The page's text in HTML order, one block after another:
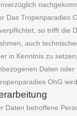
Das Tropenparadies
so trifft die
auch
in Kenntnis zu
Daten
OhG
Daten betroffene